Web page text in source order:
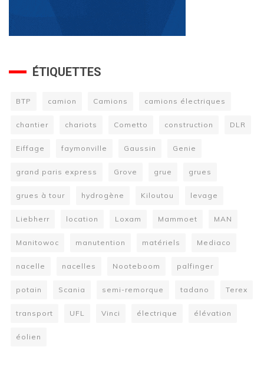
ÉTIQUETTES
BTP camion Camions camions électriques
chantier chariots Cometto construction DLR
Eiffage faymonville Gaussin Genie
grand paris express Grove grue grues
grues à tour hydrogène Kiloutou levage
Liebherr location Loxam Mammoet MAN
Manitowoc manutention matériels Mediaco
nacelle nacelles Nooteboom palfinger
potain Scania semi-remorque tadano Terex
transport UFL Vinci électrique élévation
éolien